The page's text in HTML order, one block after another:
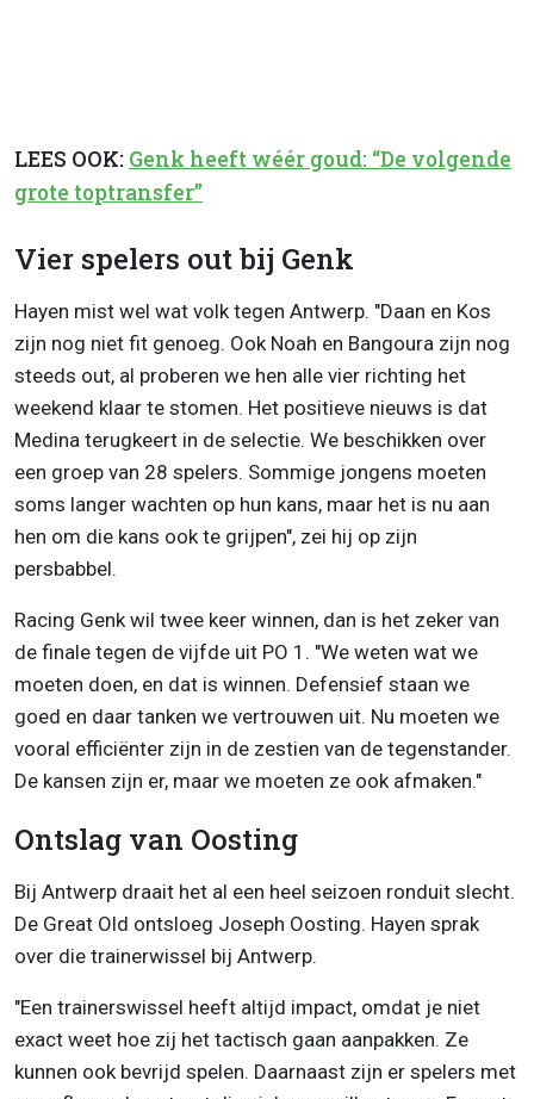
LEES OOK: Genk heeft wéér goud: “De volgende
grote toptransfer”
Vier spelers out bij Genk
Hayen mist wel wat volk tegen Antwerp. "Daan en Kos
zijn nog niet fit genoeg. Ook Noah en Bangoura zijn nog
steeds out, al proberen we hen alle vier richting het
weekend klaar te stomen. Het positieve nieuws is dat
Medina terugkeert in de selectie. We beschikken over
een groep van 28 spelers. Sommige jongens moeten
soms langer wachten op hun kans, maar het is nu aan
hen om die kans ook te grijpen", zei hij op zijn
persbabbel.
Racing Genk wil twee keer winnen, dan is het zeker van
de finale tegen de vijfde uit PO 1. "We weten wat we
moeten doen, en dat is winnen. Defensief staan we
goed en daar tanken we vertrouwen uit. Nu moeten we
vooral efficiënter zijn in de zestien van de tegenstander.
De kansen zijn er, maar we moeten ze ook afmaken."
Ontslag van Oosting
Bij Antwerp draait het al een heel seizoen ronduit slecht.
De Great Old ontsloeg Joseph Oosting. Hayen sprak
over die trainerwissel bij Antwerp.
"Een trainerswissel heeft altijd impact, omdat je niet
exact weet hoe zij het tactisch gaan aanpakken. Ze
kunnen ook bevrijd spelen. Daarnaast zijn er spelers met